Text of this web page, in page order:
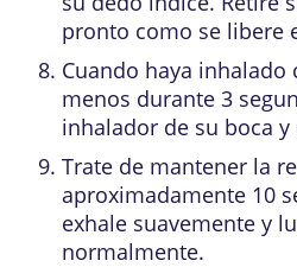
pronto como se libere
Cuando haya
menos durante 3
inhalador de su boca y
Trate de mantener la
aproximadamente 10
exhale suavemente y
normalmente.